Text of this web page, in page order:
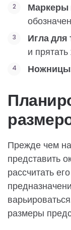
Маркеры
Игла для
и
Прежде чем
представить
рассчитать
размеры